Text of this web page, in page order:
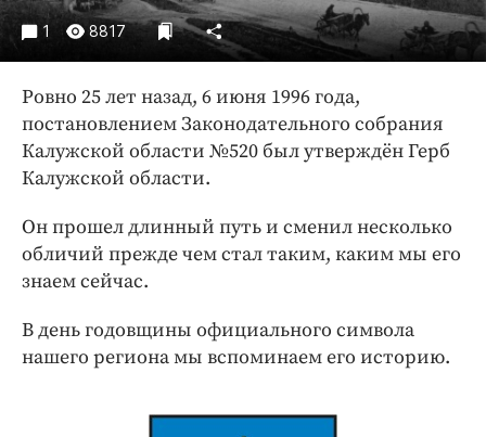
Спорт
Экономика и бизнес
Блоги
Издания
Медиаперсона
Интересное чтиво
Клиника года
Бренд года
Работодатель года
1 8817
Ровно 25 лет назад, 6 июня 1996 года,
постановлением Законодательного собрания
Калужской области №520 был утверждён Герб
Калужской области.
Он прошел длинный путь и сменил несколько
обличий прежде чем стал таким, каким мы его
знаем сейчас.
В день годовщины официального символа
нашего региона мы вспоминаем его историю.